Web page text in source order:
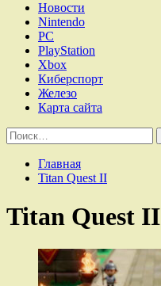
Новости
Nintendo
PC
PlayStation
Xbox
Киберспорт
Железо
Карта сайта
Найти:
Главная
Titan Quest II
Titan Quest II